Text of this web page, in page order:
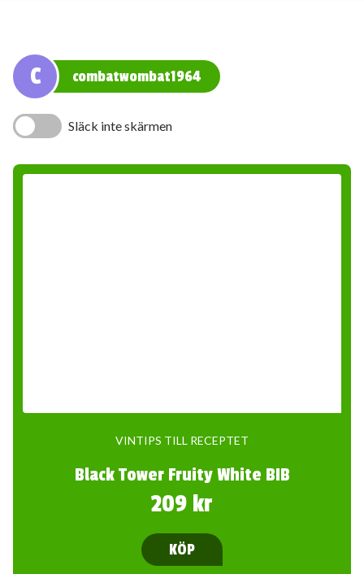
C combatwombat1964
Släck inte skärmen
VINTIPS TILL RECEPTET
Black Tower Fruity White BIB
209 kr
KÖP